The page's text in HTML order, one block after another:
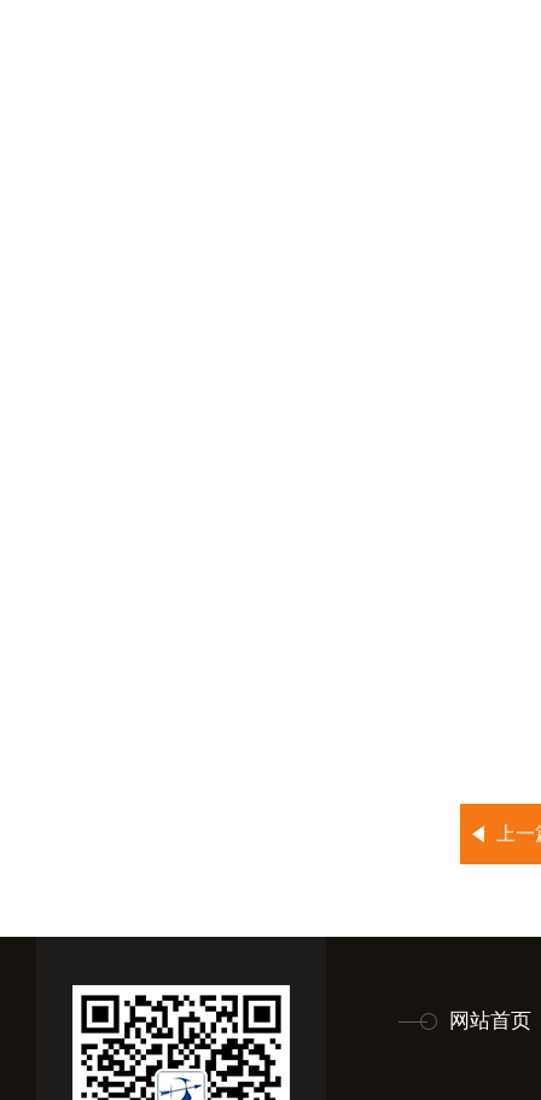
上
网站首页